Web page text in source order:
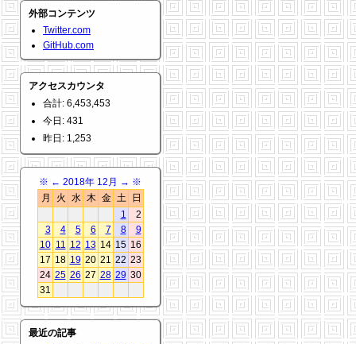
外部コンテンツ
Twitter.com
GitHub.com
アクセスカウンタ
合計: 6,453,453
今日: 431
昨日: 1,253
※ ← 2018年 12月 → ※
月
火 水 木 金 土
日
1
2
3
4 5 6 7 8
9
10 11 12 13 14 15 16
17 18 19 20 21 22 23
24 25 26 27 28 29 30
31
最近の記事